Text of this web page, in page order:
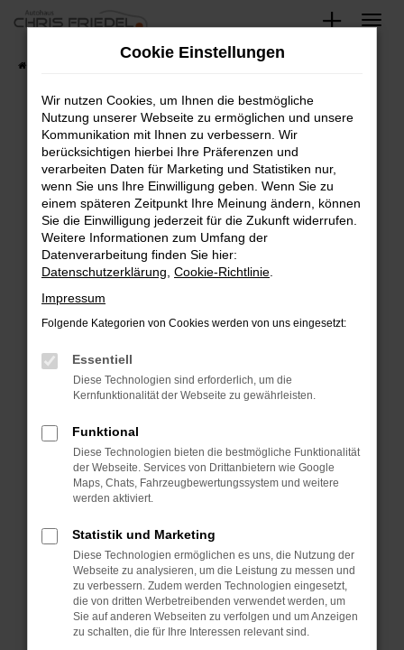
Zum
springen
Fahrzeugsuche
Fehler: Network Error
Beim Laden ist ein Fehler aufgetreten.
Hier sind ein paar Tipps, die dir helfen können:
Überprüfe deine Firewall und deine
Internetverbindung.
Laden andere Webseiten, zum Beispiel deine
Suchmaschine?
Prüfe deine Browsererweiterungen.
können das Laden bestimmter Seiten
verhindern. Funktioniert die Seite in einem
anderen Browser oder in einem privaten
Starte dein Gerät neu.
Das kann manchmal helfen, vorübergehende
Probleme zu beheben.
Betriebssystem auf dem neuesten Stand
sind.
Veraltete Software birgt nicht nur ein
Sicherheitsrisiko, sondern kann auch dazu
führen, dass bestimmte Funktionen nicht mehr
unterstützt werden.
Cookie Einstellungen
Wir nutzen Cookies, um Ihnen die bestmögliche
Nutzung unserer Webseite zu ermöglichen und unsere
Kommunikation mit Ihnen zu verbessern. Wir
berücksichtigen hierbei Ihre Präferenzen und
verarbeiten Daten für Marketing und Statistiken nur,
wenn Sie uns Ihre Einwilligung geben. Wenn Sie zu
einem späteren Zeitpunkt Ihre Meinung ändern, können
Sie die Einwilligung jederzeit für die Zukunft widerrufen.
Weitere Informationen zum Umfang der
Datenverarbeitung finden Sie hier:
Datenschutzerklärung Cookie-Richtlinie
Impressum
Folgende Kategorien von Cookies werden von uns eingesetzt:
Essentiell
Diese Technologien sind erforderlich, um die
Kernfunktionalität der Webseite zu gewährleisten.
Funktional
Diese Technologien bieten die bestmögliche Funktionalität
der Webseite. Services von Drittanbietern wie Google
Maps, Chats, Fahrzeugbewertungssystem und weitere
werden aktiviert.
Statistik und Marketing
Diese Technologien ermöglichen es uns, die Nutzung der
Webseite zu analysieren, um die Leistung zu messen und
zu verbessern. Zudem werden Technologien eingesetzt,
die von dritten Werbetreibenden verwendet werden, um
Sie auf anderen Webseiten zu verfolgen und um Anzeigen
zu schalten, die für Ihre Interessen relevant sind.